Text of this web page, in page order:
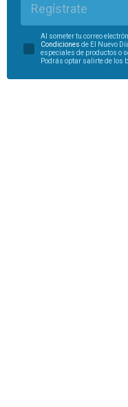
Regístrate
Al someter tu correo
Condiciones de El Nuevo
especiales de productos o
Podrás optar salirte de los